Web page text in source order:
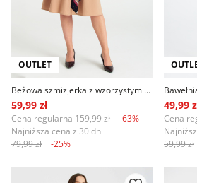
OUTLET
Beżowa szmizjerka z wzorzystym paskiem
59,99 zł
Cena regularna 159,99 zł
-63%
Najniższa cena z 30 dni
79,99 zł
-25%
49,99
Cena
59,99 zł